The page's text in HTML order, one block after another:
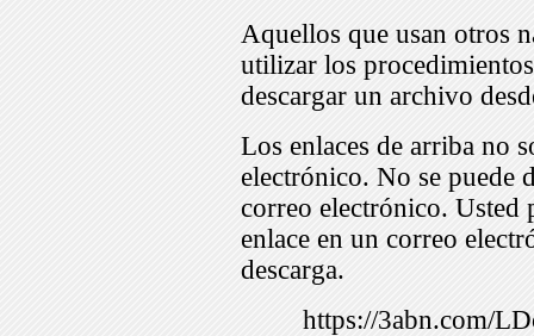
Aquellos que usan otros
utilizar los
descargar un archivo
Los enlaces de arriba no
electrónico. No se puede
correo electrónico. Usted
enlace en un correo
descarga.
https://3abn.com/